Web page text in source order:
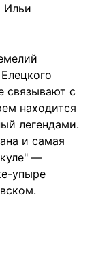
Ильи
связывают с
находится
легендами.
и самая
—
упыре